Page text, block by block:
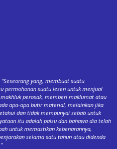
"Seseorang yang, membuat suatu
permohonan suatu lesen untuk menjual
perosak, memberi maklumat atau
apa-apa butir material, melainkan jika
dan tidak mempunyai sebab untuk
itu adalah palsu dan bahawa dia telah
untuk memastikan kebenarannya,
selama satu tahun atau didenda